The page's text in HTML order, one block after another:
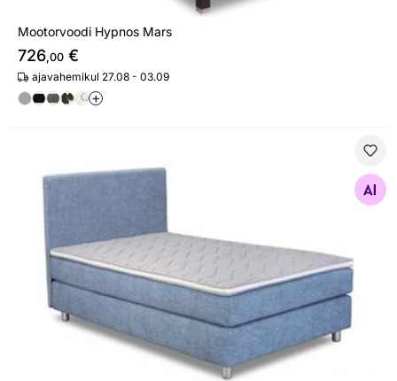
Mootorvoodi Hypnos Mars
726,00 €
ajavahemikul 27.08 - 03.09
+
Kontinentaalvoodi Helios 120x200 cm (Pocket 1,9 mm)